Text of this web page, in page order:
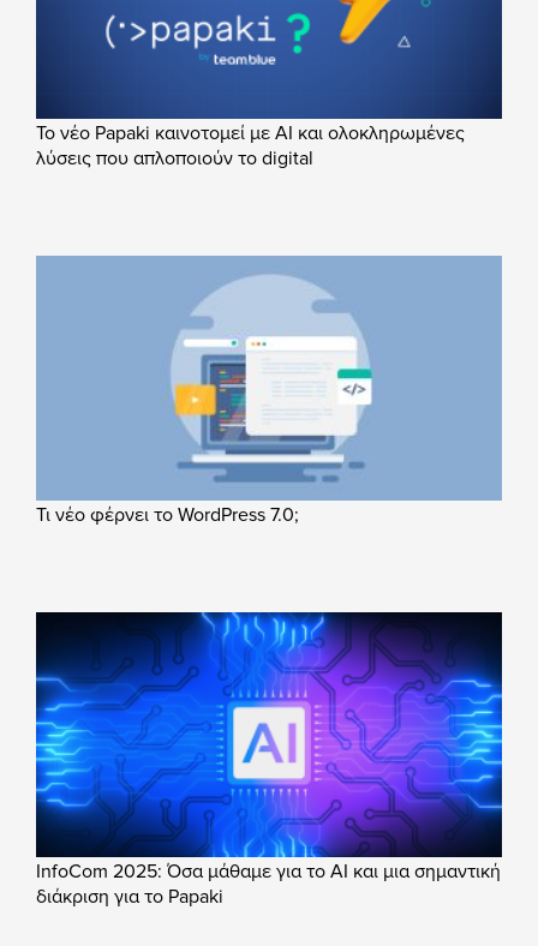
Το νέο Papaki καινοτομεί με AI και ολοκληρωμένες
λύσεις που απλοποιούν το digital
Τι νέο φέρνει το WordPress 7.0;
InfoCom 2025: Όσα μάθαμε για το AI και μια σημαντική
διάκριση για το Papaki